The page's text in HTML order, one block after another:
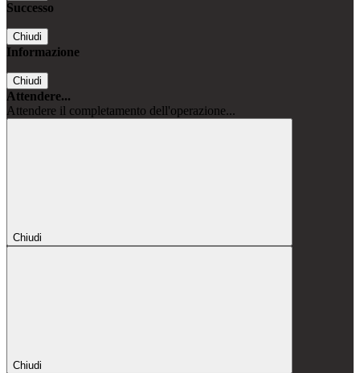
Successo
Chiudi
Informazione
Chiudi
Attendere...
Attendere il completamento dell'operazione...
Chiudi
Chiudi